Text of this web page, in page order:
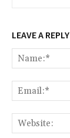
LEAVE A REPLY